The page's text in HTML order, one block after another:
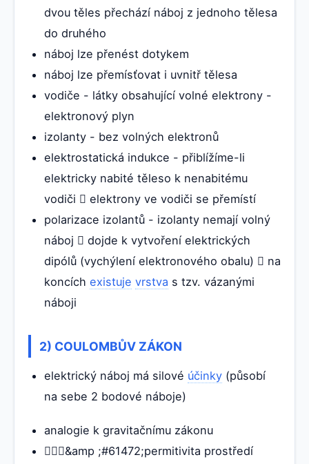
dvou těles přechází náboj z jednoho tělesa
do druhého
náboj lze přenést dotykem
náboj lze přemísťovat i uvnitř tělesa
vodiče - látky obsahující volné elektrony -
elektronový plyn
izolanty - bez volných elektronů
elektrostatická indukce - přiblížíme-li
elektricky nabité těleso k nenabitému
vodiči  elektrony ve vodiči se přemístí
polarizace izolantů - izolanty nemají volný
náboj  dojde k vytvoření elektrických
dipólů (vychýlení elektronového obalu)  na
koncích existuje vrstva s tzv. vázanými
náboji
2) COULOMBŮV ZÁKON
elektrický náboj má silové účinky(působí
na sebe 2 bodové náboje)
analogie k gravitačnímu zákonu
&amp ;#61472;permitivita prostředí